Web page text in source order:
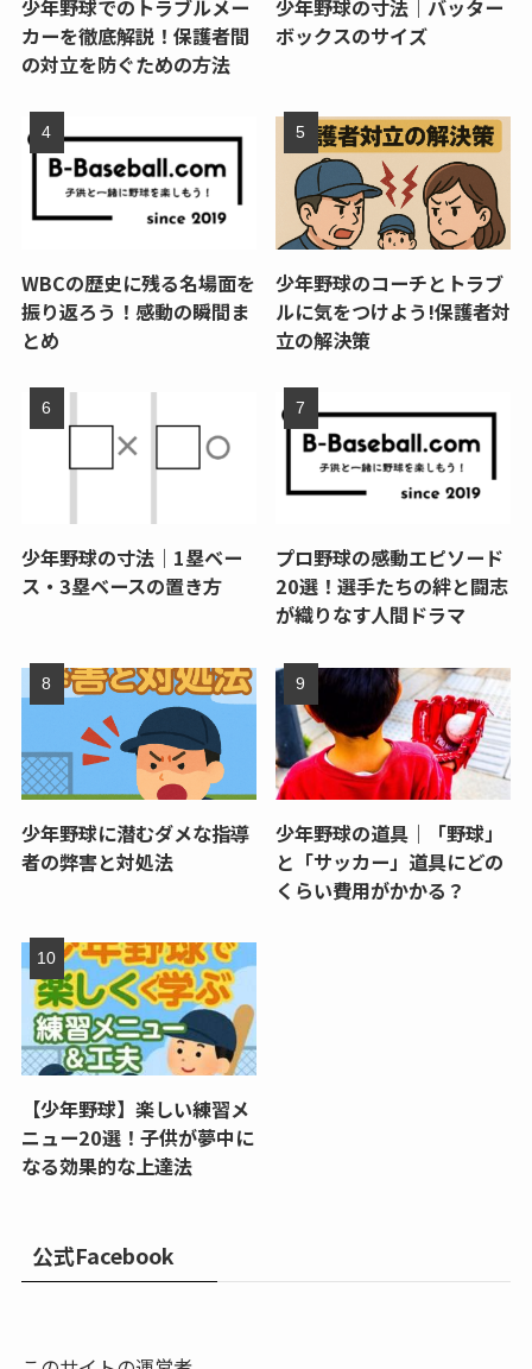
少年野球でのトラブルメー
カーを徹底解説！保護者間
の対立を防ぐための方法
少年野球の寸法｜バッター
ボックスのサイズ
WBCの歴史に残る名場面を
振り返ろう！感動の瞬間ま
とめ
少年野球のコーチとトラブ
ルに気をつけよう!保護者対
立の解決策
少年野球の寸法｜1塁ベー
ス・3塁ベースの置き方
プロ野球の感動エピソード
20選！選手たちの絆と闘志
が織りなす人間ドラマ
少年野球に潜むダメな指導
者の弊害と対処法
少年野球の道具｜「野球」
と「サッカー」道具にどの
くらい費用がかかる？
【少年野球】楽しい練習メ
ニュー20選！子供が夢中に
なる効果的な上達法
公式Facebook